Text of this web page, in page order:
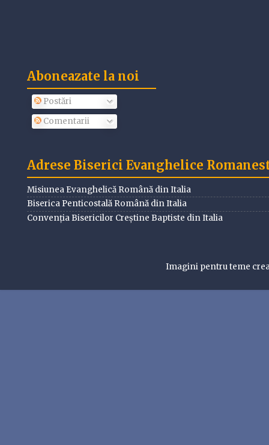
Aboneazate la noi
Postări
Comentarii
Adrese Biserici Evanghelice
Misiunea Evanghelică Română din Italia
Biserica Penticostală Română din Italia
Convenția Bisericilor Creștine Baptiste din Italia
Imagini pentru teme